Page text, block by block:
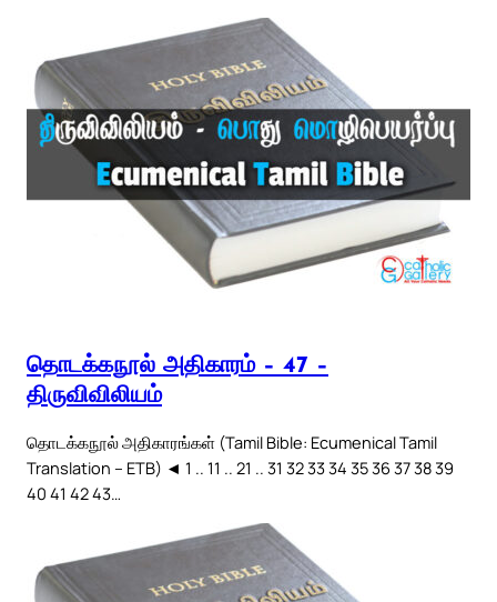
தொடக்கநூல் அதிகாரம் – 47 –
திருவிவிலியம்
தொடக்கநூல் அதிகாரங்கள் (Tamil Bible: Ecumenical Tamil
Translation – ETB) ◄ 1 .. 11 .. 21 .. 31 32 33 34 35 36 37 38 39
40 41 42 43…